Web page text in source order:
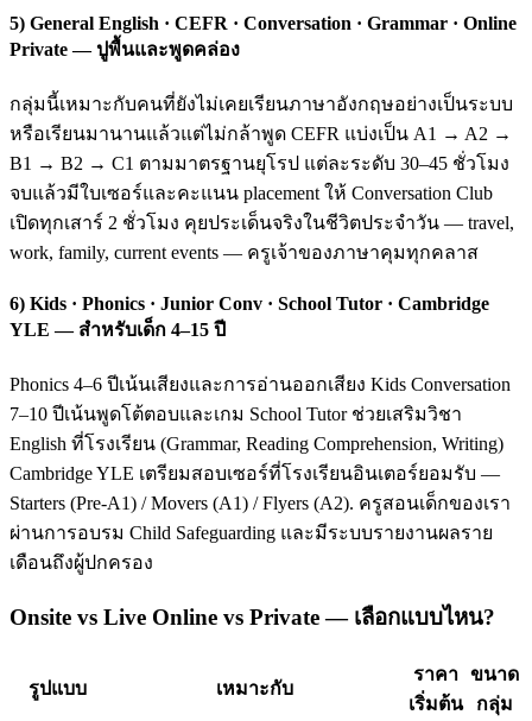
5) General English · CEFR · Conversation · Grammar · Online
Private — ปูพื้นและพูดคล่อง
กลุ่มนี้เหมาะกับคนที่ยังไม่เคยเรียนภาษาอังกฤษอย่างเป็นระบบ
หรือเรียนมานานแล้วแต่ไม่กล้าพูด CEFR แบ่งเป็น A1 → A2 →
B1 → B2 → C1 ตามมาตรฐานยุโรป แต่ละระดับ 30–45 ชั่วโมง
จบแล้วมีใบเซอร์และคะแนน placement ให้ Conversation Club
เปิดทุกเสาร์ 2 ชั่วโมง คุยประเด็นจริงในชีวิตประจำวัน — travel,
work, family, current events — ครูเจ้าของภาษาคุมทุกคลาส
6) Kids · Phonics · Junior Conv · School Tutor · Cambridge
YLE — สำหรับเด็ก 4–15 ปี
Phonics 4–6 ปีเน้นเสียงและการอ่านออกเสียง Kids Conversation
7–10 ปีเน้นพูดโต้ตอบและเกม School Tutor ช่วยเสริมวิชา
English ที่โรงเรียน (Grammar, Reading Comprehension, Writing)
Cambridge YLE เตรียมสอบเซอร์ที่โรงเรียนอินเตอร์ยอมรับ —
Starters (Pre-A1) / Movers (A1) / Flyers (A2). ครูสอนเด็กของเรา
ผ่านการอบรม Child Safeguarding และมีระบบรายงานผลราย
เดือนถึงผู้ปกครอง
Onsite vs Live Online vs Private — เลือกแบบไหน?
รูปแบบ เหมาะกับ
ราคา
เริ่มต้น
ขนาด
กลุ่ม